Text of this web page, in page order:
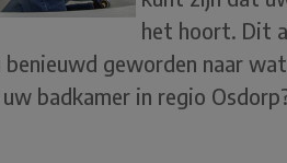
het hoort. Dit
geworden naar
badkamer in regio